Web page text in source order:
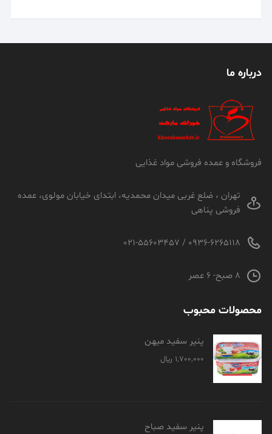
درباره ما
فروشگاه و عمده فروشی مواد غذایی
تهران ، ضلع غربی میدان محمدیه، ابتدای خیابان مولوی، عمده
فروشی پناهی
0936-6265118 / 021-55603457
8 صبح- 6 عصر
محصولات محبوب
پنیر سفید میهن
1,700,000 ﷼
پنیر سفید صباح